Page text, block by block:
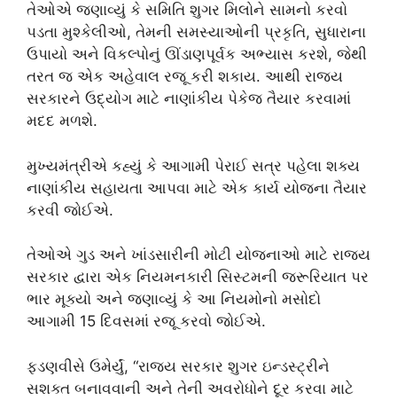
તેઓએ જણાવ્યું કે સમિતિ શુગર મિલોને સામનો કરવો
પડતા મુશ્કેલીઓ, તેમની સમસ્યાઓની પ્રકૃતિ, સુધારાના
ઉપાયો અને વિકલ્પોનું ઊંડાણપૂર્વક અભ્યાસ કરશે, જેથી
તરત જ એક અહેવાલ રજૂ કરી શકાય. આથી રાજ્ય
સરકારને ઉદ્યોગ માટે નાણાંકીય પેકેજ તૈયાર કરવામાં
મદદ મળશે.
મુખ્યમંત્રીએ કહ્યું કે આગામી પેરાઈ સત્ર પહેલા શક્ય
નાણાંકીય સહાયતા આપવા માટે એક કાર્ય યોજના તૈયાર
કરવી જોઈએ.
તેઓએ ગુડ અને ખાંડસારીની મોટી યોજનાઓ માટે રાજ્ય
સરકાર દ્વારા એક નિયમનકારી સિસ્ટમની જરૂરિયાત પર
ભાર મૂક્યો અને જણાવ્યું કે આ નિયમોનો મસોદો
આગામી 15 દિવસમાં રજૂ કરવો જોઈએ.
ફડણવીસે ઉમેર્યું, “રાજ્ય સરકાર શુગર ઇન્ડસ્ટ્રીને
સશક્ત બનાવવાની અને તેની અવરોધોને દૂર કરવા માટે